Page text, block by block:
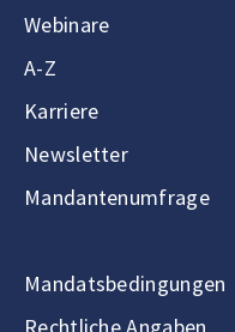
Webinare
A-Z
Karriere
Newsletter
Mandantenumfrage
Mandatsbedingungen